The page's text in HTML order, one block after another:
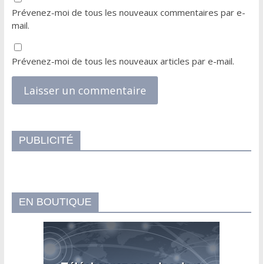
Prévenez-moi de tous les nouveaux commentaires par e-
mail.
Prévenez-moi de tous les nouveaux articles par e-mail.
PUBLICITÉ
EN BOUTIQUE